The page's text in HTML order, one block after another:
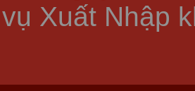
vụ Xuất Nhập